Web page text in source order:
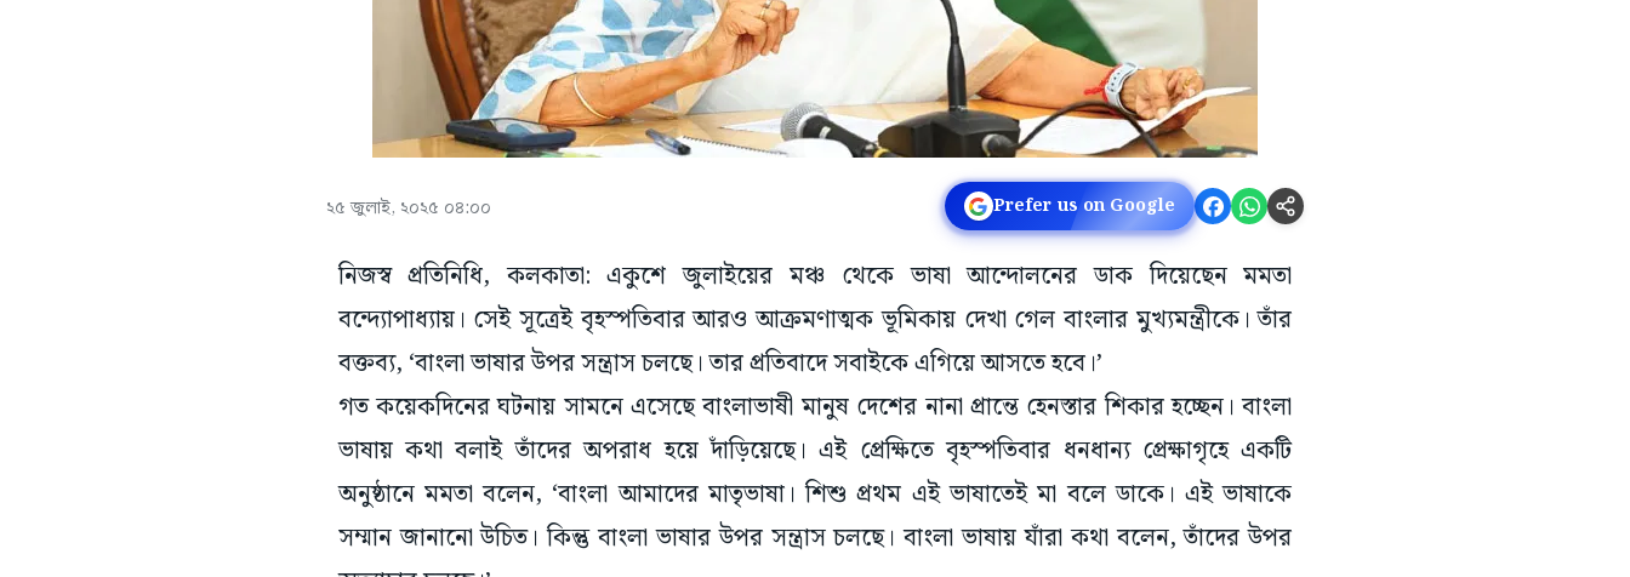
২৫ জুলাই, ২০২৫ ০৪:০০ Prefer us on Google
নিজস্ব প্রতিনিধি, কলকাতা: একুশে জুলাইয়ের মঞ্চ থেকে ভাষা আন্দোলনের ডাক দিয়েছেন মমতা
বন্দ্যোপাধ্যায়। সেই সূত্রেই বৃহস্পতিবার আরও আক্রমণাত্মক ভূমিকায় দেখা গেল বাংলার মুখ্যমন্ত্রীকে। তাঁর
বক্তব্য, ‘বাংলা ভাষার উপর সন্ত্রাস চলছে। তার প্রতিবাদে সবাইকে এগিয়ে আসতে হবে।’
গত কয়েকদিনের ঘটনায় সামনে এসেছে বাংলাভাষী মানুষ দেশের নানা প্রান্তে হেনস্তার শিকার হচ্ছেন। বাংলা
ভাষায় কথা বলাই তাঁদের অপরাধ হয়ে দাঁড়িয়েছে। এই প্রেক্ষিতে বৃহস্পতিবার ধনধান্য প্রেক্ষাগৃহে একটি
অনুষ্ঠানে মমতা বলেন, ‘বাংলা আমাদের মাতৃভাষা। শিশু প্রথম এই ভাষাতেই মা বলে ডাকে। এই ভাষাকে
সম্মান জানানো উচিত। কিন্তু বাংলা ভাষার উপর সন্ত্রাস চলছে। বাংলা ভাষায় যাঁরা কথা বলেন, তাঁদের উপর